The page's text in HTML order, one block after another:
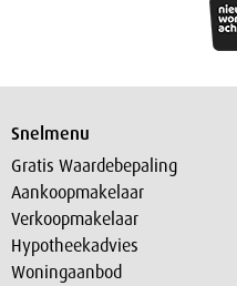
Snelmenu
Gratis Waardebepaling
Aankoopmakelaar
Verkoopmakelaar
Hypotheekadvies
Woningaanbod